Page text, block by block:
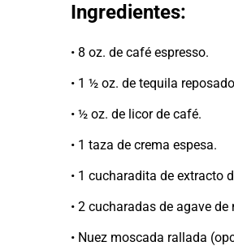
Ingredientes:
• 8 oz. de café espresso.
• 1 ½ oz. de tequila
• ½ oz. de licor de café.
• 1 taza de crema espesa.
• 1 cucharadita de extracto
• 2 cucharadas de agave de
• Nuez moscada rallada